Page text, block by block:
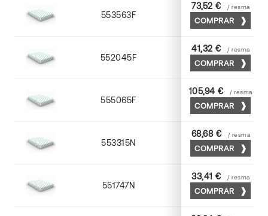
553563F 63 x 88
73,52 € / resma
COMPRAR
552045F 45 x 64
41,32 € / resma
COMPRAR
555065F 65 x 90
105,94 € / resma
COMPRAR
553315N 72 x 102
68,68 € / resma
COMPRAR
551747N 45 x 64
33,41 € / resma
COMPRAR